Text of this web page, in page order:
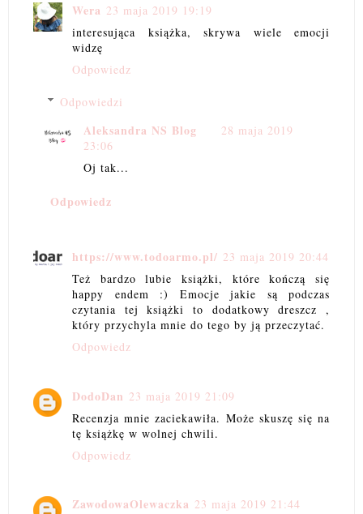
Wera 23 maja 2019 19:19
interesująca książka, skrywa wiele emocji
widzę
Odpowiedz
Odpowiedzi
Aleksandra NS Blog
28 maja 2019
23:06
Oj tak...
Odpowiedz
https://www.todoarmo.pl/ 23 maja 2019 20:44
Też bardzo lubie książki, które kończą się
happy endem :) Emocje jakie są podczas
czytania tej książki to dodatkowy dreszcz ,
który przychyla mnie do tego by ją przeczytać.
Odpowiedz
DodoDan 23 maja 2019 21:09
Recenzja mnie zaciekawiła. Może skuszę się na
tę książkę w wolnej chwili.
Odpowiedz
ZawodowaOlewaczka 23 maja 2019 21:44